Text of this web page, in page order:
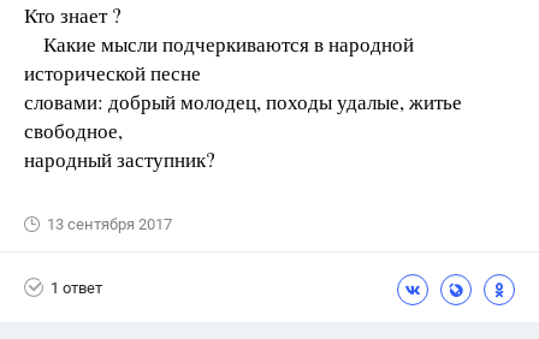
Кто знает ?
Какие мысли подчеркиваются в народной
исторической песне
словами: добрый молодец, походы удалые, житье
свободное,
народный заступник?
13 сентября 2017
1 ответ